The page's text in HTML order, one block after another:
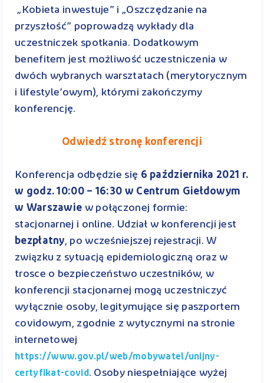
„Kobieta inwestuje” i „Oszczędzanie na
przyszłość” poprowadzą wykłady dla
uczestniczek spotkania. Dodatkowym
benefitem jest możliwość uczestniczenia w
dwóch wybranych warsztatach (merytorycznym
i lifestyle’owym), którymi zakończymy
konferencję.
Odwiedź stronę konferencji
Konferencja odbędzie się 6 października 2021 r.
w godz. 10:00 – 16:30 w Centrum Giełdowym
w Warszawie w połączonej formie:
stacjonarnej i online. Udział w konferencji jest
bezpłatny, po wcześniejszej rejestracji. W
związku z sytuacją epidemiologiczną oraz w
trosce o bezpieczeństwo uczestników, w
konferencji stacjonarnej mogą uczestniczyć
wyłącznie osoby, legitymujące się paszportem
covidowym, zgodnie z wytycznymi na stronie
internetowej
https://www.gov.pl/web/mobywatel/unijny-
certyfikat-covid. Osoby niespełniające wyżej